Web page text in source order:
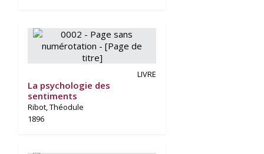
LIVRE
La psychologie des
sentiments
Ribot, Théodule
1896